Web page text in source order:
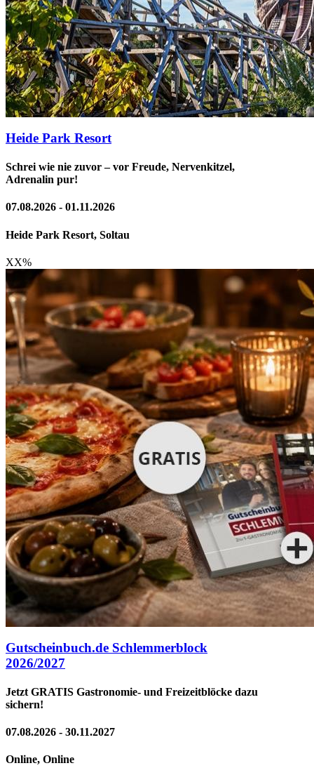
Heide Park Resort
Schrei wie nie zuvor – vor Freude, Nervenkitzel,
Adrenalin pur!
07.08.2026 - 01.11.2026
Heide Park Resort, Soltau
XX%
Gutscheinbuch.de Schlemmerblock
2026/2027
Jetzt GRATIS Gastronomie- und Freizeitblöcke dazu
sichern!
07.08.2026 - 30.11.2027
Online, Online